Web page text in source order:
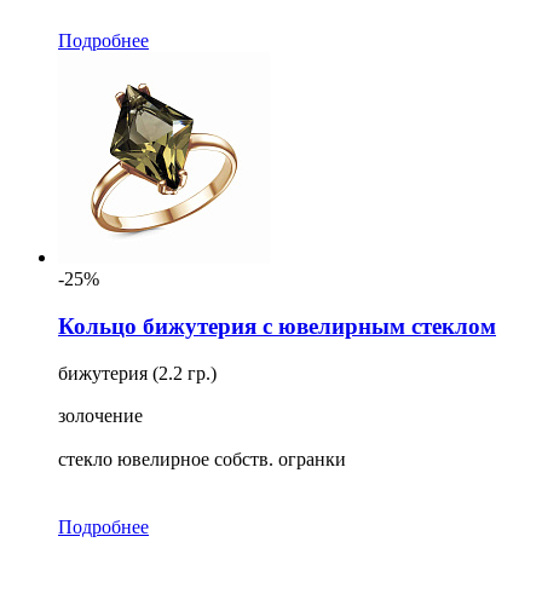
Подробнее
-25%
Кольцо бижутерия с ювелирным стеклом
бижутерия (2.2 гр.)
золочение
стекло ювелирное собств. огранки
Подробнее